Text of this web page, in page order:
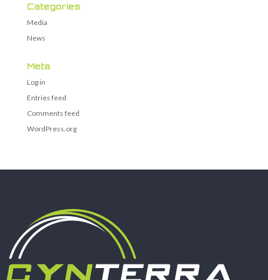
Categories
Media
News
Meta
Log in
Entries feed
Comments feed
WordPress.org